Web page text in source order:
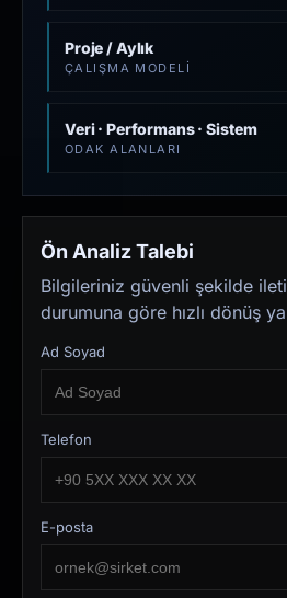
Proje / Aylık
ÇALIŞMA MODELI
Veri · Performans · Sistem
ODAK ALANLARI
Ön Analiz Talebi
Bilgileriniz güvenli şekilde
durumuna göre hızlı dönüş
Ad Soyad
Telefon
E-posta